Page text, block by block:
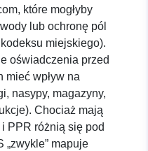
które mogłyby
lub ochronę pól
miejskiego).
oświadczenia przed
mieć wpływ na
nasypy, magazyny,
Chociaż mają
PPR różnią się pod
„zwykle” mapuje